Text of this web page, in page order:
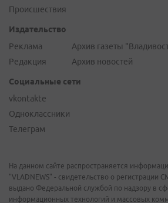
Происшествия
Издательство
Реклама
Редакция
Архив газеты
Архив новостей
Социальные сети
vkontakte
Одноклассники
Телеграм
На данном сайте распространяется
"VLADNEWS" - свидетельство о
выдано Федеральной службой по надзору в
информационных технологий и массовых